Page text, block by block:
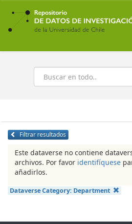
Ir
contenido
principal
Buscar
Filtrar resultados
Este dataverse no contiene
archivos. Por favor identifíquese
añadirlos.
Dataverse Category: Department